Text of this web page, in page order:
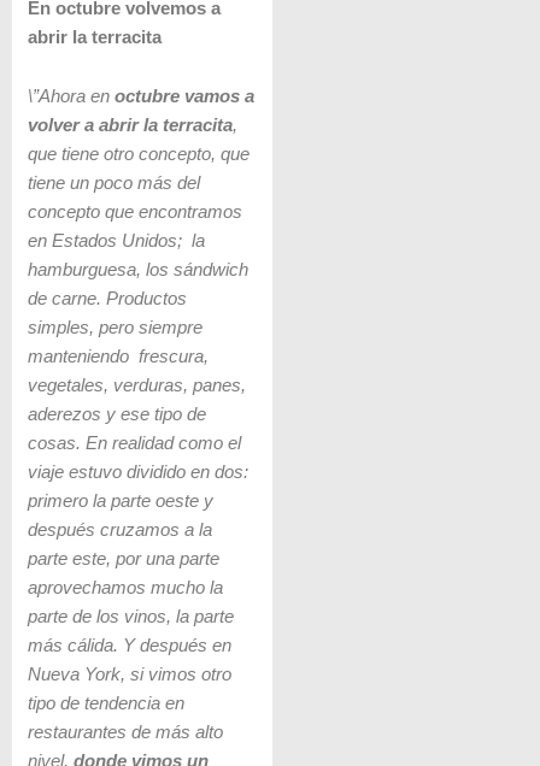
En octubre volvemos a
abrir la terracita
\”Ahora en octubre vamos a
volver a abrir la terracita,
que tiene otro concepto, que
tiene un poco más del
concepto que encontramos
en Estados Unidos; la
hamburguesa, los sándwich
de carne. Productos
simples, pero siempre
manteniendo frescura,
vegetales, verduras, panes,
aderezos y ese tipo de
cosas. En realidad como el
viaje estuvo dividido en dos:
primero la parte oeste y
después cruzamos a la
parte este, por una parte
aprovechamos mucho la
parte de los vinos, la parte
más cálida. Y después en
Nueva York, si vimos otro
tipo de tendencia en
restaurantes de más alto
nivel, donde vimos un